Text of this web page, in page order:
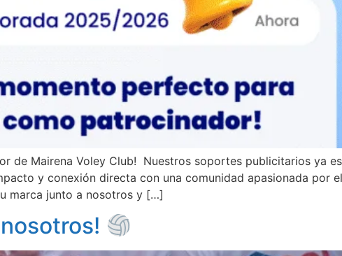
de Mairena Voley Club! Nuestros soportes publicitarios ya
y conexión directa con una comunidad apasionada por
marca junto a nosotros y […]